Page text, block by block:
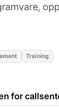
Training
for